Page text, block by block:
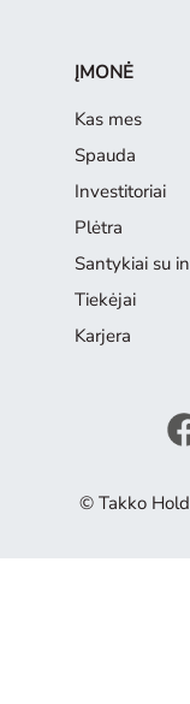
ĮMONĖ
Kas mes
Spauda
Investitoriai
Plėtra
Santykiai su
Tiekėjai
Karjera
© Takko